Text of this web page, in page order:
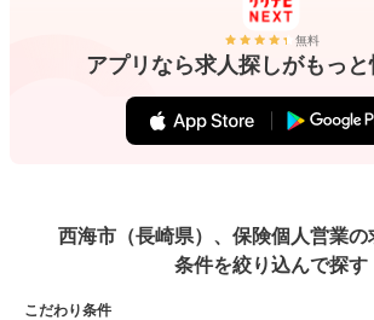
無料
アプリなら求人探しがもっと
西海市（長崎県）、保険個人営業の
条件を絞り込んで探す
こだわり条件